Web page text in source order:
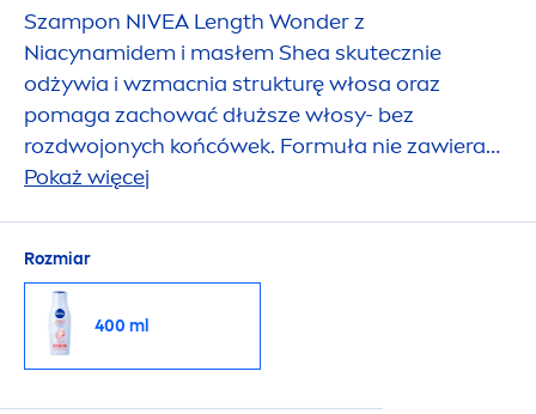
Szampon NIVEA Length Wonder z
Niacynamidem i masłem Shea skutecznie
odżywia i wzmacnia strukturę włosa oraz
pomaga zachować dłuższe włosy- bez
rozdwojonych końcówek. Formuła nie zawiera
silikonów. Tolerancja dla skóry potwierdzona
Pokaż więcej
Rozmiar
400 ml